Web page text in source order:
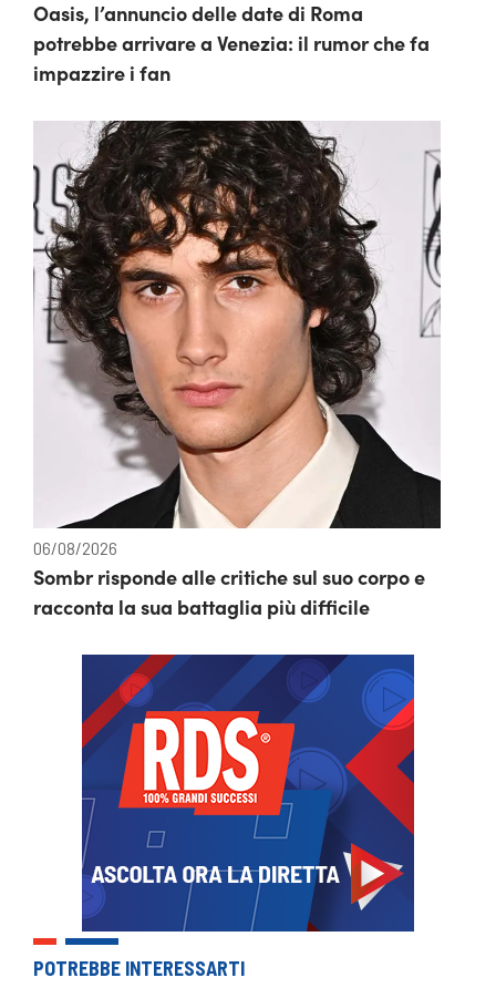
Oasis, l’annuncio delle date di Roma
potrebbe arrivare a Venezia: il rumor che fa
impazzire i fan
06/08/2026
Sombr risponde alle critiche sul suo corpo e
racconta la sua battaglia più difficile
POTREBBE INTERESSARTI